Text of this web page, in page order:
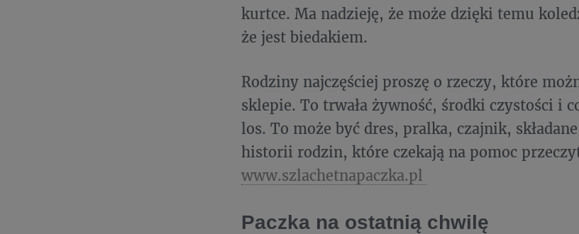
kurtce. Ma nadzieję, że może dzięki temu
że jest biedakiem.
Rodziny najczęściej proszę o rzeczy, które
sklepie. To trwała żywność, środki czystości i
los. To może być dres, pralka, czajnik,
historii rodzin, które czekają na pomoc
www.szlachetnapaczka.pl
Paczka na ostatnią chwilę